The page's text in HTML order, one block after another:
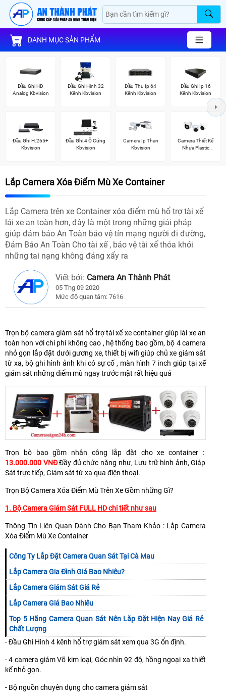
DANH MỤC SẢN PHẨM
Đầu Ghi HD
Analog Kbvision
Đầu Ghi Hình 32
Kênh Kbvision
Đầu Thu Ip 64
Kênh Kbvision
Đầu Ghi Ip 16
Kênh Kbvision
Đầu Ghi H.265+
Kbvision
Đầu Ghi 4 Ổ Cứng
Kbvision
Camera Ip Than
Kbvision
Camera Thiết Kế
Nhựa Plastic
Lắp Camera Xóa Điểm Mù Xe Container
Lắp Camera trên xe Container xóa điểm mù hổ trợ tài xể
lái xe an toàn hơn, đây là một trong những giải pháp
giúp đảm bảo An Toàn bảo vệ tín mạng người đi đường,
Đảm Bảo An Toàn Cho tài xế , bảo vệ tài xể thóa khỏi
những tai nạng không đáng xẩy ra
Viết bởi: Camera An Thành Phát
05 Thg 09 2020
Mức độ quan tâm: 7616
Trọn bộ camera giám sát hổ trợ tài xế xe container giúp lái xe an
toàn hơn với chi phí không cao , hệ thống bao gồm, bộ 4 camera
nhỏ gọn lắp đặt dưới gương xe, thiết bị wifi giúp chủ xe giám sát
từ xa, bộ ghi hình ảnh khi có sự cố , màn hình 7 inch giúp tại xế
giám sát những điểm mù ngay trước mặt rất hiệu quả
Trọn bô bao gồm nhân công lắp đặt cho xe container :
13.000.000 VNĐĐầy đủ chức năng như, Lưu trữ hình ảnh, Giáp
Sát trực tiếp, Giám sát từ xa qua điện thoại.
Trọn Bộ Camera Xóa Điểm Mù Trên Xe Gồm những Gì?
1. Bộ Camera Giám Sát FULL HD chi tiết như sau
Thông Tin Liên Quan Dành Cho Bạn Tham Khảo : Lắp Camera
Xóa Điểm Mù Xe Container
Công Ty Lắp Đặt Camera Quan Sát Tại Cà Mau
Lắp Camera Gia Đình Giá Bao Nhiêu?
Lắp Camera Giám Sát Giá Rẻ
Lắp Camera Giá Bao Nhiêu
Top 5 Hãng Camera Quan Sát Nên Lăp Đặt Hiện Nay Giá Rẻ
Chất Lượng
- Đầu Ghi Hình 4 kênh hổ trợ giám sát xem qua 3G ổn định.
- 4 camera giám Võ kim loại, Góc nhìn 92 độ, hồng ngoại xa thiết
kế nhỏ gọn.
- Bộ nguồn chuyên dụng cho camera giám sát